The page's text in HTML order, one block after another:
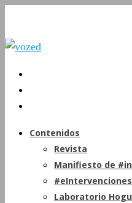
Contenidos
Revista
Manifiesto de
#eIntervenciones
Laboratorio